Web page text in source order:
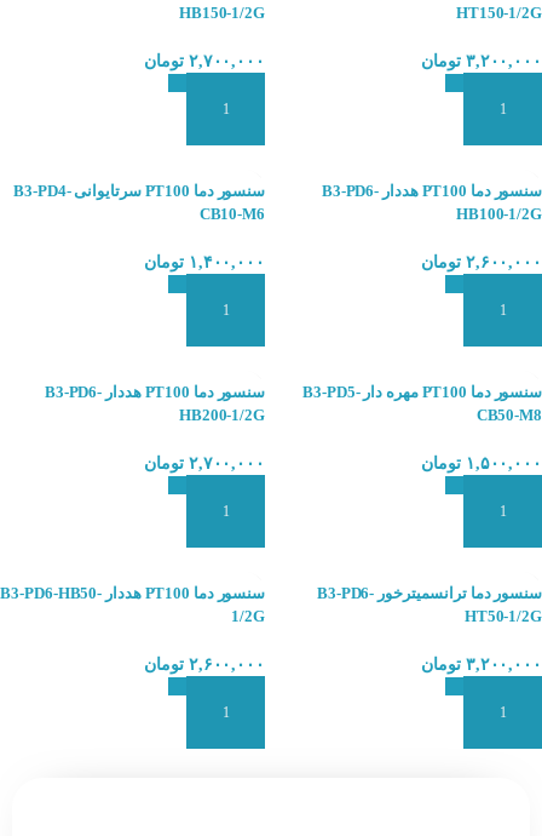
HT150-1/2G
۳,۲۰۰,۰۰۰ تومان
HB150-1/2G
۲,۷۰۰,۰۰۰ تومان
سنسور دما PT100 هددار B3-PD6-
HB100-1/2G
۲,۶۰۰,۰۰۰ تومان
سنسور دما PT100 سرتایوانی B3-PD4-
CB10-M6
۱,۴۰۰,۰۰۰ تومان
سنسور دما PT100 مهره دار B3-PD5-
CB50-M8
۱,۵۰۰,۰۰۰ تومان
سنسور دما PT100 هددار B3-PD6-
HB200-1/2G
۲,۷۰۰,۰۰۰ تومان
سنسور دما ترانسمیترخور B3-PD6-
HT50-1/2G
۳,۲۰۰,۰۰۰ تومان
سنسور دما PT100 هددار B3-PD6-HB50-
1/2G
۲,۶۰۰,۰۰۰ تومان